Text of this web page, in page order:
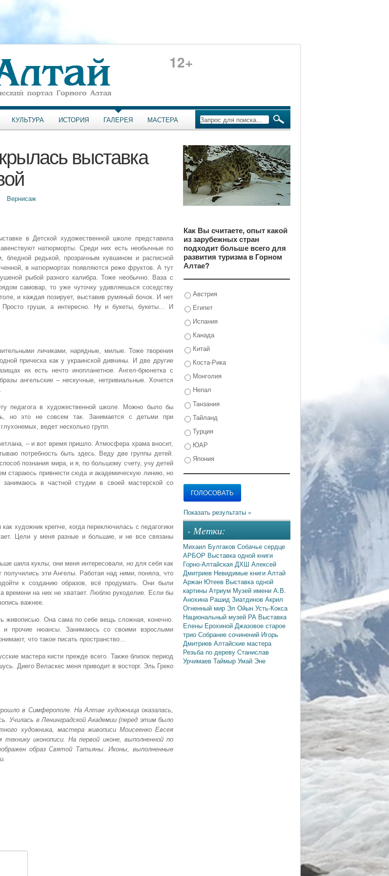
12+
КУЛЬТУРА ИСТОРИЯ ГАЛЕРЕЯ МАСТЕРА
выставка
Вернисаж
в Детской художественной школе представила
натюрморты. Среди них есть необычные по
редькой, прозрачным кувшином и расписной
в натюрмортах появляются реже фруктов. А тут
рыбой разного калибра. Тоже необычно. Ваза с
самовар, то уже чуточку удивляешься соседству
и каждая позирует, выставив румяный бочок. И нет
Просто груши, а интересно. Ну и букеты, букеты… И
личиками, нарядные, милые. Тоже творения
прическа как у украинской дивчины. И две другие
их есть нечто инопланетное. Ангел-брюнетка с
ангельские – нескучные, нетривиальные. Хочется
педагога в художественной школе. Можно было бы
но это не совсем так. Занимается с детьми при
ведет несколько групп.
– и вот время пришло. Атмосфера храма вносит,
потребность быть здесь. Веду две группы детей.
познания мира, и я, по большому счету, учу детей
стараюсь привнести сюда и академическую линию, но
в частной студии в своей мастерской со
художник крепче, когда переключилась с педагогики
Цели у меня разные и большие, и не все связаны
шила куклы, они меня интересовали, но для себя как
эти Ангелы. Работая над ними, поняла, что
к созданию образов, всё продумать. Они были
времени на них не хватает. Люблю рукоделие. Если бы
важнее.
живописью. Она сама по себе вещь сложная, конечно.
и прочие нюансы. Занимаюсь со своими взрослыми
что такое писать пространство…
мастера кисти прежде всего. Также близок период
Диего Веласкес меня приводит в восторг. Эль Греко
в Симферополе. На Алтае художница оказалась,
Училась в Ленинградской Академии (перед этим было
художника, мастера живописи Моисеенко Евсея
иконописи. На первой иконе, выполненной по
образ Святой Татьяны. Иконы, выполненные
Как Вы считаете, опыт какой
из зарубежных стран
подходит больше всего для
развития туризма в Горном
Алтае?
Австрия
Египет
Испания
Канада
Китай
Коста-Рика
Монголия
Непал
Танзания
Тайланд
Турция
ЮАР
Япония
- Метки:
Михаил Булгаков Собачье сердце
АРБОР Выставка одной книги
Горно-Алтайская ДХШ Алексей
Дмитриев Невидимые книги Алтай
Аржан Ютеев Выставка одной
картины Атриум Музей имени А.В.
Анохина Рашид Зиатдинов Акрил
Огненный мир Эл Ойын Усть-Кокса
Национальный музей РА Выставка
Елены Ерохиной Джазовое старое
трио Собрание сочинений Игорь
Дмитриев Алтайские мастера
Резьба по дереву Станислав
Урчимаев Таймыр Умай Эне